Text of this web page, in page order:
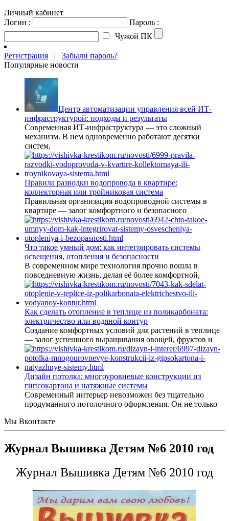
Личный кабинет
Логин :
Пароль :
Чужой ПК
Регистрация | Забыли пароль?
Популярные новости
Центр автоматизации управления всей ИТ-
инфраструктурой: подходы и результаты
Современная ИТ-инфраструктура — это сложный
механизм. В нем одновременно работают десятки
систем,
Правила разводки водопровода в квартире:
коллекторная или тройниковая система
Правильная организация водопроводной системы в
квартире — залог комфортного и безопасного
Что такое умный дом: как интегрировать системы
освещения, отопления и безопасности
В современном мире технология прочно вошла в
повседневную жизнь, делая её более комфортной,
Как сделать отопление в теплице из поликарбоната:
электричество или водяной контур
Создание комфортных условий для растений в теплице
— залог успешного выращивания овощей, фруктов и
Дизайн потолка: многоуровневые конструкции из
гипсокартона и натяжные системы
Современный интерьер невозможен без тщательно
продуманного потолочного оформления. Он не только
Мы Вконтакте
Журнал Вышивка Детям №6 2010 год
Журнал Вышивка Детям №6 2010 год